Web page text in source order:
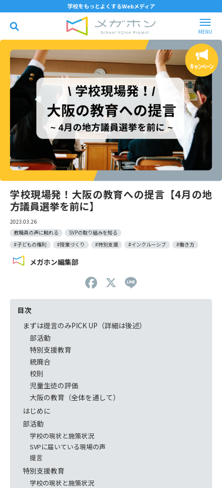
学校をもっとよくするWebメディア
学校現場発！大阪の教育への提言【4月の地
方議員選挙を前に】
2023.03.26
教職員の声に触れる
SVPの取り組みを知る
#子どもの権利
#授業づくり #特別支援 #インクルーシブ #働き方
メガホン編集部
F
a
e
k
X
n
目次
まずは提言のみPICK UP（詳細は後述）
部活動
特別支援教育
統廃合
校則
児童生徒の評価
大阪の教育（全体を通して）
はじめに
部活動
学校の現状と施策状況
SVPに届いている現場の声
提言
特別支援教育
学校の現状と施策状況